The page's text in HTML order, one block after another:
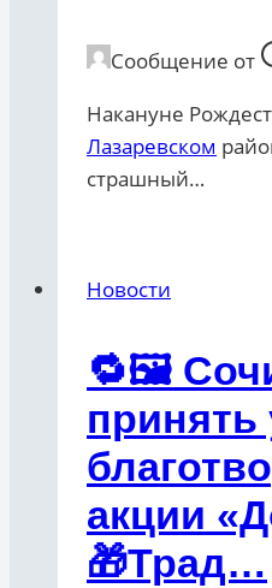
Сообщение от
Накануне
Лазаревском
страшный…
Новости
🔁🖼
принять
акции
🎁Трад…